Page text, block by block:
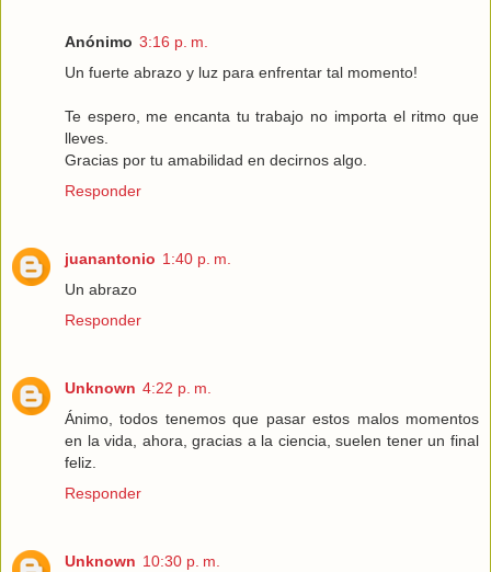
Anónimo 3:16 p. m.
Un fuerte abrazo y luz para enfrentar tal momento!
Te espero, me encanta tu trabajo no importa el ritmo que
lleves.
Gracias por tu amabilidad en decirnos algo.
Responder
juanantonio 1:40 p. m.
Un abrazo
Responder
Unknown 4:22 p. m.
Ánimo, todos tenemos que pasar estos malos momentos
en la vida, ahora, gracias a la ciencia, suelen tener un final
feliz.
Responder
Unknown 10:30 p. m.